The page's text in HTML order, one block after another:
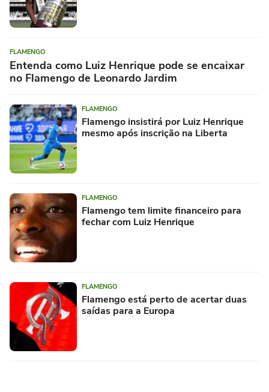
FLAMENGO
Entenda como Luiz Henrique pode se encaixar
no Flamengo de Leonardo Jardim
FLAMENGO
Flamengo insistirá por Luiz Henrique
mesmo após inscrição na Liberta
FLAMENGO
Flamengo tem limite financeiro para
fechar com Luiz Henrique
FLAMENGO
Flamengo está perto de acertar duas
saídas para a Europa